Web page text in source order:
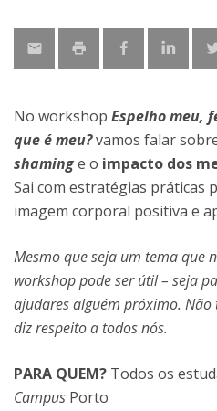
No workshop Espelho meu,
que é meu?vamos falar
shaminge o impacto dos
Sai com estratégias práticas
imagem corporal positiva e
Mesmo que seja um tema que
workshop pode ser útil – seja
ajudares alguém próximo. Não
diz respeito a todos nós.
PARA QUEM? Todos os
Campus Porto